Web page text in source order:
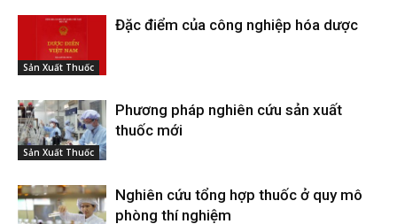
Sản Xuất Thuốc
Đặc điểm của công nghiệp hóa dược
Sản Xuất Thuốc
Phương pháp nghiên cứu sản xuất
thuốc mới
Nghiên cứu tổng hợp thuốc ở quy mô
phòng thí nghiệm